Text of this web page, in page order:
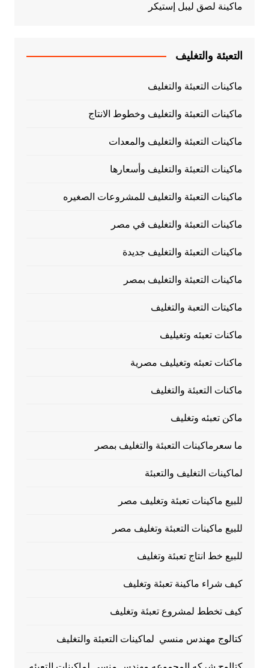
ماكينة لصق ليبل إستيكر
التعبئة والتغليف
ماكينات التعبئة والتغليف
ماكينات التعبئة والتغليف وخطوط الانتاج
ماكينات التعبئة والتغليف والمعدات
ماكينات التعبئة والتغليف وأسعارها
ماكينات التعبئة والتغليف للمشروعات الصغيره
ماكينات التعبئة والتغليف في مصر
ماكينات التعبئة والتغليف جديدة
ماكينات التعبئة والتغليف بمصر
ماكيتات التعبة والتغليف
ماكنات تعبئه وتغيليف
ماكنات تعبئه وتغيليف مصرية
ماكنات التعبئة والتغليف
ماكن تعبئه وتغليف
ما سعرماكينات التعبئة والتغليف بمصر
لماكينات التغليف والتعبئة
للبيع ماكينات تعبئة وتغليف مصر
للبيع ماكينات التعبئة وتغليف مصر
للبيع خط انتاج تعبئة وتغليف
كيف شراء ماكينة تعبئة وتغليف
كيف تخطط لمشروع تعبئة وتغليف
كتالوج مهندس منسي لماكينات التعبئة والتغليف